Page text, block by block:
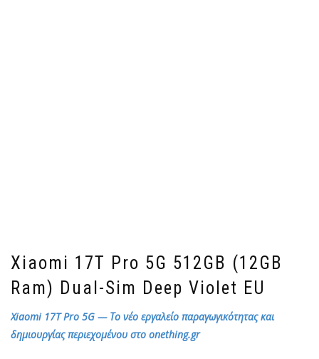
Xiaomi 17T Pro 5G 512GB (12GB
Ram) Dual-Sim Deep Violet EU
Xiaomi 17T Pro 5G — Το νέο εργαλείο παραγωγικότητας και
δημιουργίας περιεχομένου στο onething.gr